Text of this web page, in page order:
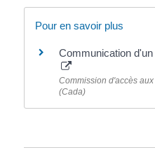
Pour en savoir plus
Communication
Commission d'accès
(Cada)